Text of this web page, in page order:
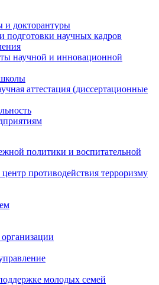
и докторантуры
подготовки научных кадров
научной и инновационной
аттестация (диссертационные
политики и воспитательной
противодействия терроризму
молодых семей